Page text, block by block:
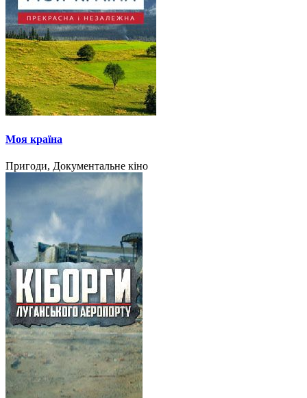
Моя країна
Пригоди, Документальне кіно